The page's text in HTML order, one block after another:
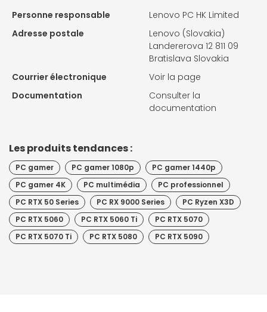
Personne responsable
Lenovo PC HK Limited
Adresse postale
Lenovo (Slovakia)
Landererova 12 811 09
Bratislava Slovakia
Courrier électronique
Voir la page
Documentation
Consulter la
documentation
Les produits tendances :
PC gamer PC gamer 1080p
PC gamer 1440p
PC gamer 4K
PC multimédia
PC professionnel
PC RTX 50 Series
PC RX 9000 Series
PC Ryzen X3D
PC RTX 5060
PC RTX 5060 Ti
PC RTX 5070
PC RTX 5070 Ti
PC RTX 5080 PC RTX 5090